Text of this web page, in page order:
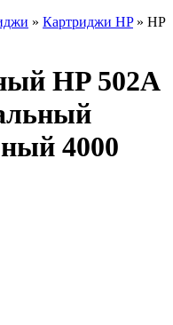
» Картриджи HP» HP
HP 502A
4000